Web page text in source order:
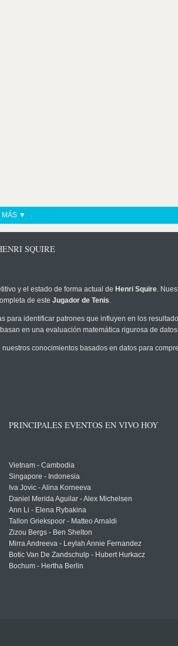
MÁS ▼
SQUIRE
y el estado de forma actual de Henri Squire.
de este Jugador de Tenis.
para identificar patrones que influyen en los
en una evaluación matemática rigurosa de
nuestros conocimientos basados en datos para
PRINCIPALES EVENTOS EN VIVO HOY
Vietnam - Cambodia
Singapore - Indonesia
Iva Jovic - Alina Korneeva
Daniel Merida Aguilar - Alex Michelsen
Ann Li - Elena Rybakina
Tallon Griekspoor - Matteo Arnaldi
Zizou Bergs - Ben Shelton
Mirra Andreeva - Leylah Annie Fernandez
Botic Van De Zandschulp - Hubert Hurkacz
Bochum - Hertha Berlin